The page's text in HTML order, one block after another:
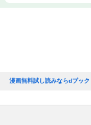
漫画無料試し読みならdブック